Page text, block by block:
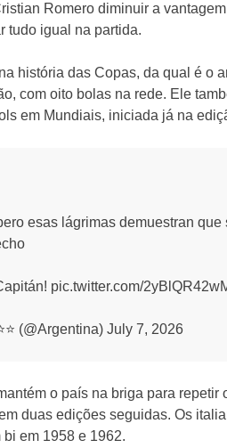
Romero diminuir a
tudo igual na partida.
história das Copas, da qual é o
com oito bolas na rede. Ele
em Mundiais, iniciada já na
esas lágrimas demuestran
pic.twitter.com/
(@Argentina) July 7, 2026
o país na briga para repetir
duas edições seguidas. Os
em 1958 e 1962.